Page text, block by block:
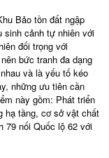
Bảo tồn đất ngập
sinh cảnh tự nhiên với
đối trọng với
bức tranh đa dạng
và là yếu tố kéo
những ưu tiên cần
này gồm: Phát triển
hạ tầng, cơ sở vật chất
79 nối Quốc lộ 62 với